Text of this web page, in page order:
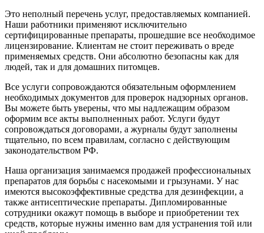
Это неполный перечень услуг, предоставляемых компанией.
Наши работники применяют исключительно
сертифицированные препараты, прошедшие все необходимое
лицензирование. Клиентам не стоит переживать о вреде
применяемых средств. Они абсолютно безопасны как для
людей, так и для домашних питомцев.
Все услуги сопровождаются обязательным оформлением
необходимых документов для проверок надзорных органов.
Вы можете быть уверены, что мы надлежащим образом
оформим все акты выполненных работ. Услуги будут
сопровождаться договорами, а журналы будут заполнены
тщательно, по всем правилам, согласно с действующим
законодательством РФ.
Наша организация занимаемся продажей профессиональных
препаратов для борьбы с насекомыми и грызунами. У нас
имеются высокоэффективные средства для дезинфекции, а
также антисептические препараты. Дипломированные
сотрудники окажут помощь в выборе и приобретении тех
средств, которые нужны именно вам для устранения той или